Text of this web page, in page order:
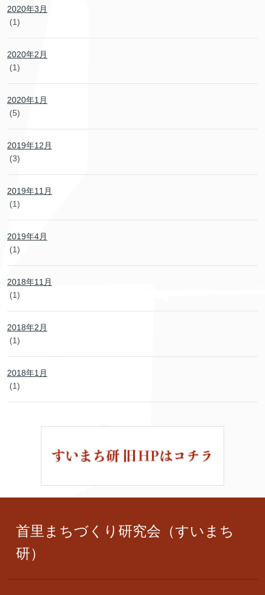
2020年3月
(1)
2020年2月
(1)
2020年1月
(5)
2019年12月
(3)
2019年11月
(1)
2019年4月
(1)
2018年11月
(1)
2018年2月
(1)
2018年1月
(1)
首里まちづくり研究会（すいまち
研）